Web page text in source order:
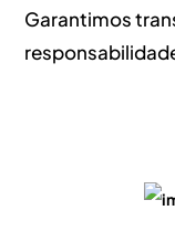
Garantimos